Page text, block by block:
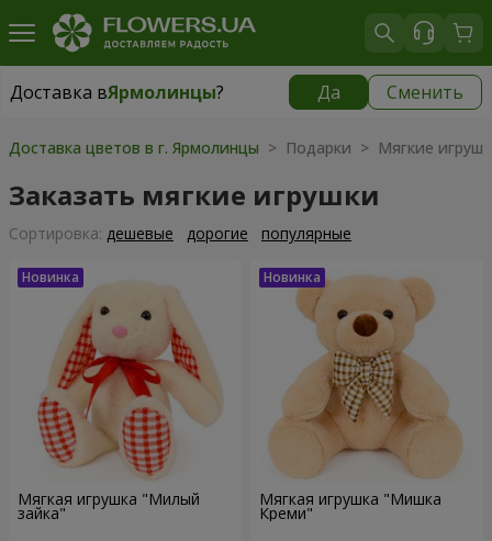
Доставка вЯрмолинцы? Да Сменить
Доставка вЯрмолинцы|
Доставка цветов в г. Ярмолинцы > Подарки > Мягкие
Заказать мягкие игрушки
Cортировка: дешевые дорогие популярные
Мягкая игрушка "Милый
зайка"
Мягкая игрушка "Мишка
Креми"